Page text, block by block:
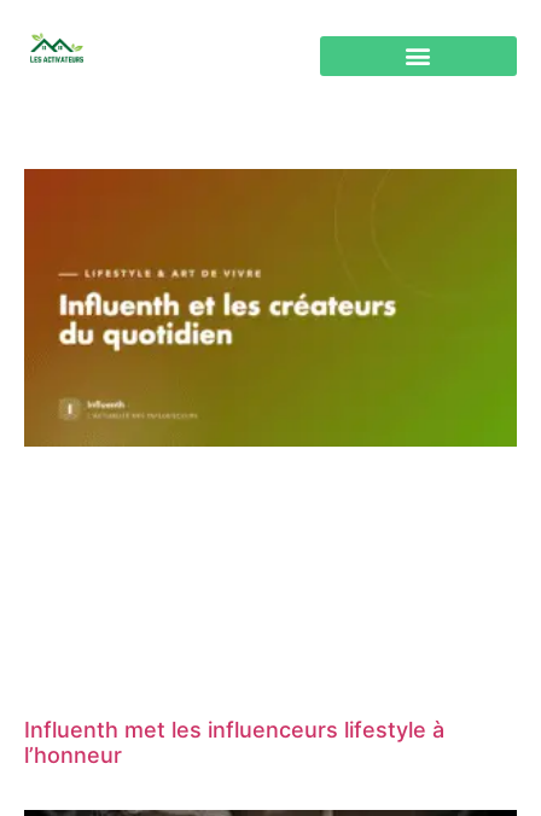
Influenth met les influenceurs lifestyle à
l’honneur